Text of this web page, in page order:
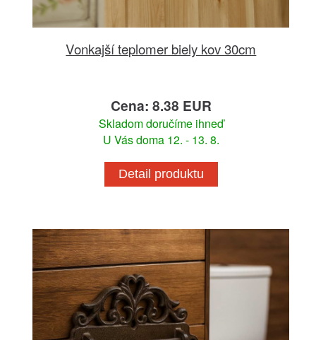
Vonkajší teplomer biely kov 30cm
Cena: 8.38 EUR
Skladom doručíme ihneď
U Vás doma 12. - 13. 8.
Detail produktu